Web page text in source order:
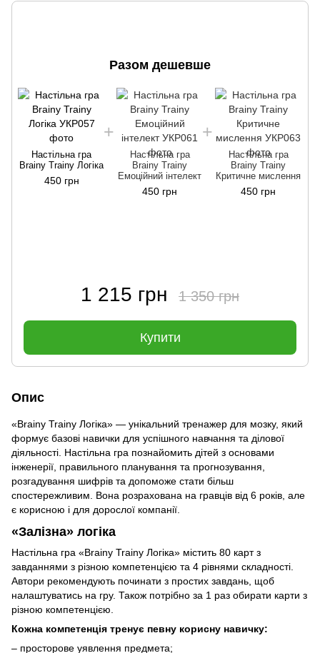
Разом дешевше
Настільна гра
Brainy Trainy Логіка
450 грн
Настільна гра
Brainy Trainy
Емоційний інтелект
450 грн
Настільна гра
Brainy Trainy
Критичне мислення
450 грн
1 215 грн 1 350 грн
Купити
Опис
«Brainy Trainy Логіка» — унікальний тренажер для мозку, який
формує базові навички для успішного навчання та ділової
діяльності. Настільна гра познайомить дітей з основами
інженерії, правильного планування та прогнозування,
розгадування шифрів та допоможе стати більш
спостережливим. Вона розрахована на гравців від 6 років, але
є корисною і для дорослої компанії.
«Залізна» логіка
Настільна гра «Brainy Trainy Логіка» містить 80 карт з
завданнями з різною компетенцією та 4 рівнями складності.
Автори рекомендують починати з простих завдань, щоб
налаштуватись на гру. Також потрібно за 1 раз обирати карти з
різною компетенцією.
Кожна компетенція тренує певну корисну навичку:
– просторове уявлення предмета;